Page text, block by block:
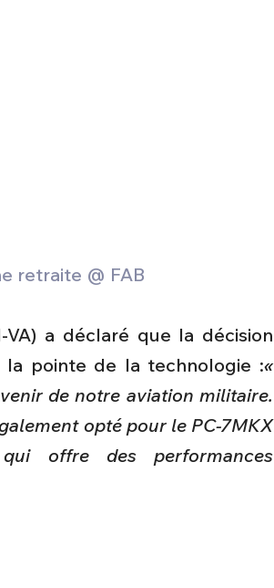
retraite @ FAB
a déclaré que la décision
pointe de la technologie :«
de notre aviation militaire.
opté pour le PC-7MKX
offre des performances